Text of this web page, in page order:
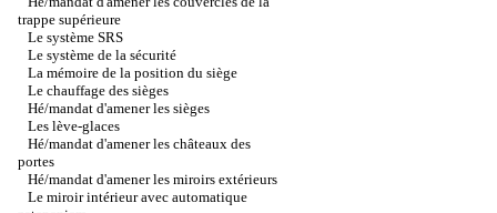
trappe supérieure
Le système SRS
Le système de la sécurité
La mémoire de la position du siège
Le chauffage des sièges
Hé/mandat d'amener les sièges
Les lève-glaces
Hé/mandat d'amener les châteaux des
portes
Hé/mandat d'amener les miroirs extérieurs
Le miroir intérieur avec automatique